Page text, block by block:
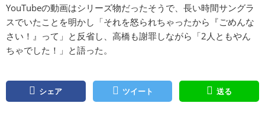
YouTubeの動画はシリーズ物だったそうで、長い時間サングラ
スでいたことを明かし「それを怒られちゃったから『ごめんな
さい！』って」と反省し、高橋も謝罪しながら「2人ともやん
ちゃでした！」と語った。
シェア ツイート 送る